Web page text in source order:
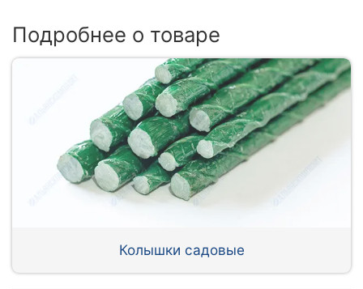
Подробнее о товаре
Колышки садовые